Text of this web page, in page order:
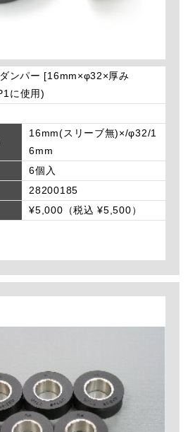
ンパー [16mm×φ32×厚み
に使用)
16mm(スリーブ無)×/φ32/1
6mm
6個入
28200185
¥5,000（税込 ¥5,500）